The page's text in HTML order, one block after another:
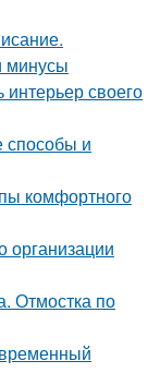
минусы
своего
способы и
комфортного
организации
Отмостка по